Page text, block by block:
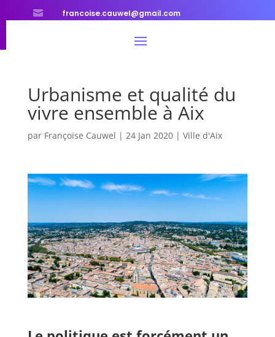
 francoise.cauwel@gmail.com
Urbanisme et qualité du
vivre ensemble à Aix
par Françoise Cauwel | 24 Jan 2020| Ville d'Aix